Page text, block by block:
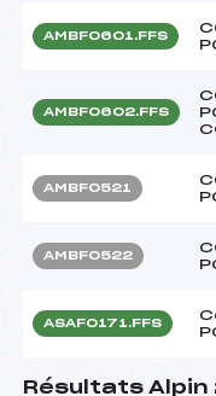
AMBF0601.FFS
AMBF0602.FFS
AMBF0521
AMBF0522
ASAF0171.FFS
Résultats